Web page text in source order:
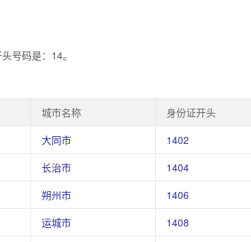
号码是：14。
城市名称
身份证开头
大同市
1402
长治市
1404
朔州市
1406
运城市
1408